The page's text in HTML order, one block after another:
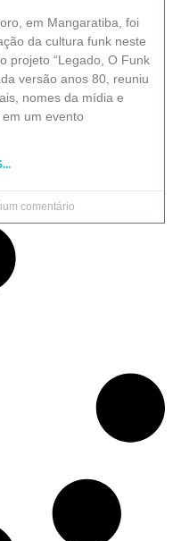
em Mangaratiba, foi
da cultura funk neste
projeto “Legado, O Funk
versão anos 80, reuniu
nomes da mídia e
um evento
comentário